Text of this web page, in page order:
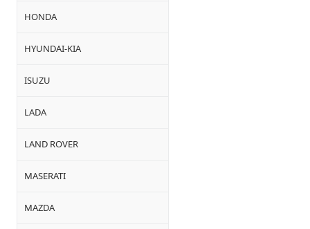
HONDA
HYUNDAI-KIA
ISUZU
LADA
LAND ROVER
MASERATI
MAZDA